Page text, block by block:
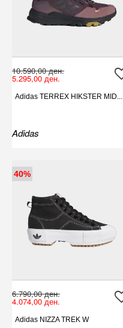
10.590,00 ден.
5.295,00 ден.
Adidas TERREX HIKSTER MID...
Adidas
40%
6.790,00 ден.
4.074,00 ден.
Adidas NIZZA TREK W